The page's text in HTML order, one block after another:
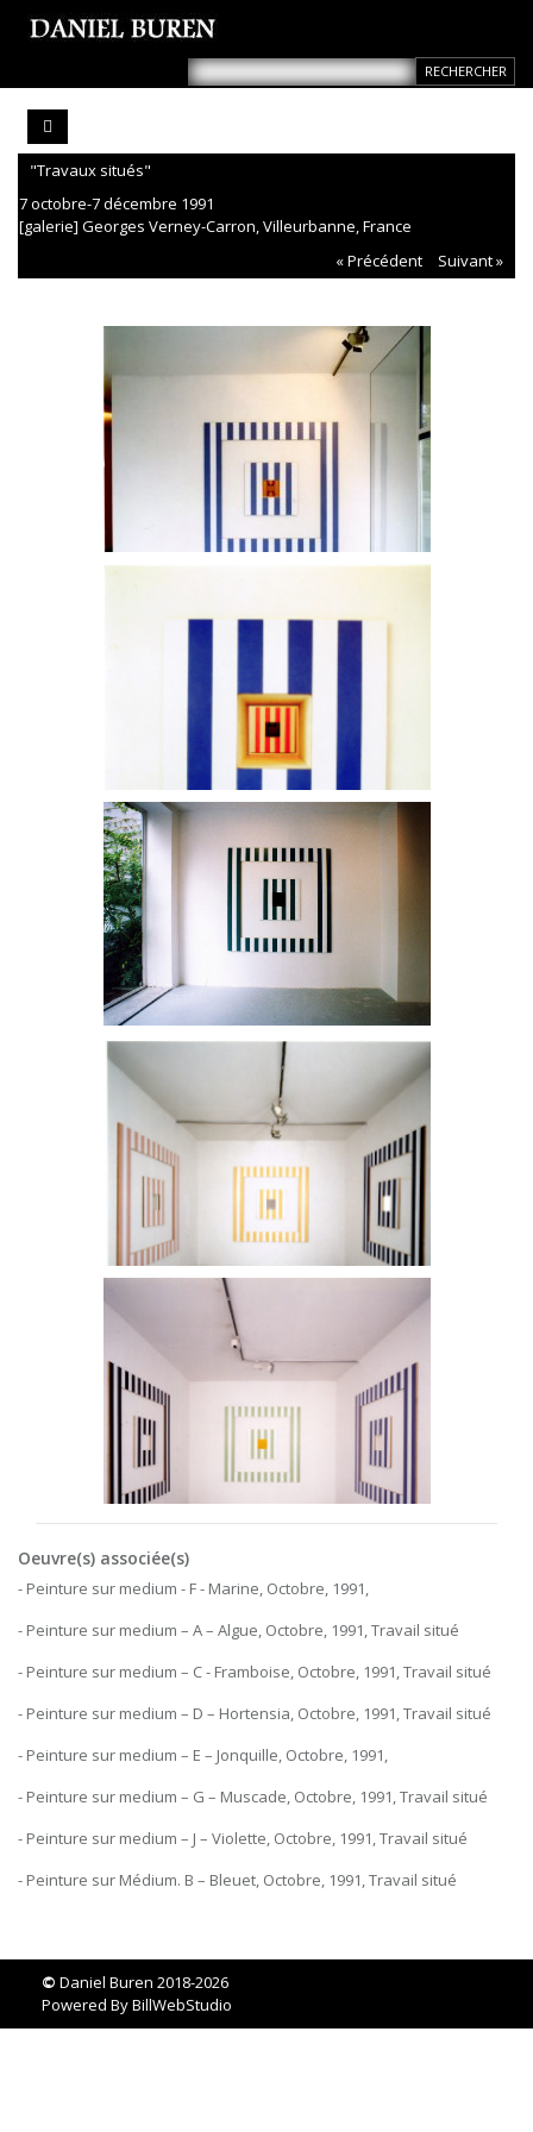
"Travaux situés"
7 octobre-7 décembre 1991
[galerie] Georges Verney-Carron, Villeurbanne, France
« Précédent
Suivant »
Oeuvre(s) associée(s)
- Peinture sur medium - F - Marine, Octobre, 1991,
- Peinture sur medium – A – Algue, Octobre, 1991, Travail situé
- Peinture sur medium – C - Framboise, Octobre, 1991, Travail situé
- Peinture sur medium – D – Hortensia, Octobre, 1991, Travail situé
- Peinture sur medium – E – Jonquille, Octobre, 1991,
- Peinture sur medium – G – Muscade, Octobre, 1991, Travail situé
- Peinture sur medium – J – Violette, Octobre, 1991, Travail situé
- Peinture sur Médium. B – Bleuet, Octobre, 1991, Travail situé
© Daniel Buren 2018-2026
Powered ByBillWebStudio